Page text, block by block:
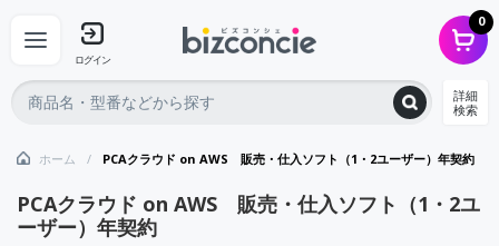
ログイン
0
詳細
検索
ホーム PCAクラウド on AWS 販売・仕入ソフト（1・2ユーザー）年契約
PCAクラウド on AWS 販売・仕入ソフト（1・2ユ
ーザー）年契約